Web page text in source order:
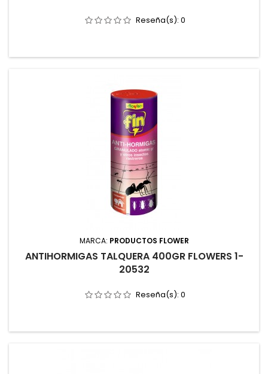
Reseña(s): 0
MARCA: PRODUCTOS FLOWER
ANTIHORMIGAS TALQUERA 400GR FLOWERS 1-
20532
Reseña(s): 0